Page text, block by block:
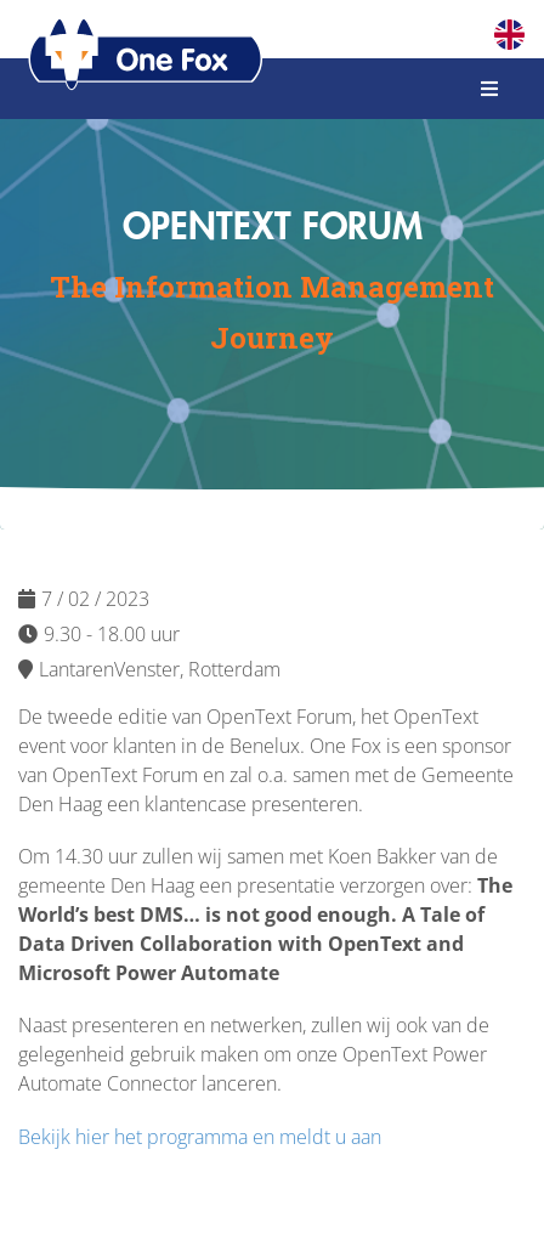
OPENTEXT FORUM
The Information Management
Journey
7 / 02 / 2023
9.30 - 18.00 uur
LantarenVenster, Rotterdam
De tweede editie van OpenText Forum, het OpenText
event voor klanten in de Benelux. One Fox is een sponsor
van OpenText Forum en zal o.a. samen met de Gemeente
Den Haag een klantencase presenteren.
Om 14.30 uur zullen wij samen met Koen Bakker van de
gemeente Den Haag een presentatie verzorgen over: The
World’s best DMS… is not good enough. A Tale of
Data Driven Collaboration with OpenText and
Microsoft Power Automate
Naast presenteren en netwerken, zullen wij ook van de
gelegenheid gebruik maken om onze OpenText Power
Automate Connector lanceren.
Bekijk hier het programma en meldt u aan